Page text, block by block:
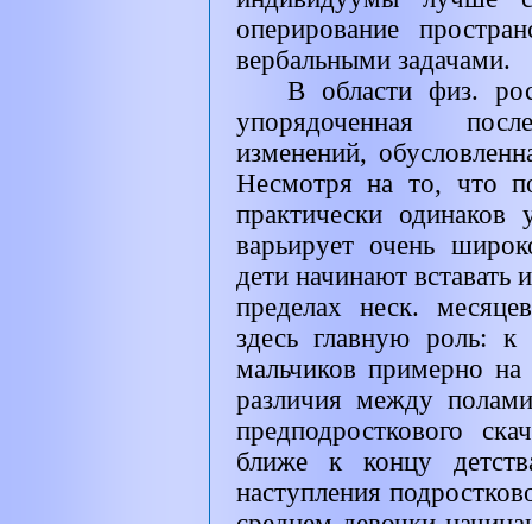
оперирование
вербальными задачами.
В области физ.
упорядоченная
изменений,
Несмотря на то, что
практически
варьирует очень
дети начинают вставать
пределах неск.
здесь главную роль:
мальчиков примерно
различия между
предподросткового
ближе к концу
наступления